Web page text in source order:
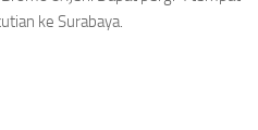
ke Surabaya.